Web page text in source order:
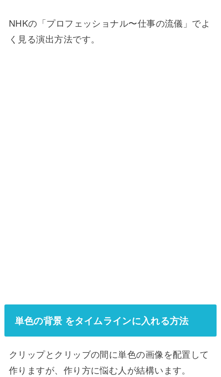
NHKの「プロフェッショナル〜仕事の流儀」でよ
く見る演出方法です。
単色の背景 をタイムラインに入れる方法
クリップとクリッブの間に単色の画像を配置して
作りますが、作り方に悩む人が結構います。